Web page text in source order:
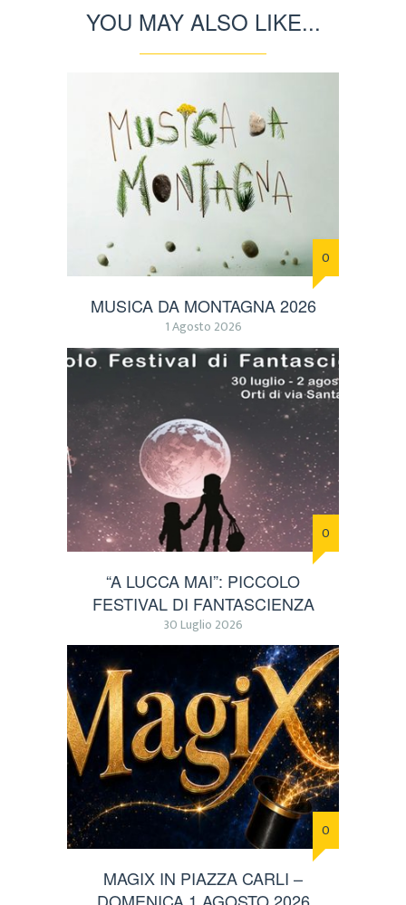
YOU MAY ALSO LIKE...
0
MUSICA DA MONTAGNA 2026
1 Agosto 2026
0
“A LUCCA MAI”: PICCOLO
FESTIVAL DI FANTASCIENZA
30 Luglio 2026
0
MAGIX IN PIAZZA CARLI –